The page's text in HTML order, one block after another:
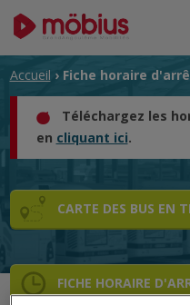
Accueil › Fiche horaire
Téléchargez les
en cliquant ici.
CARTE DES BUS EN
FICHE HORAIRE